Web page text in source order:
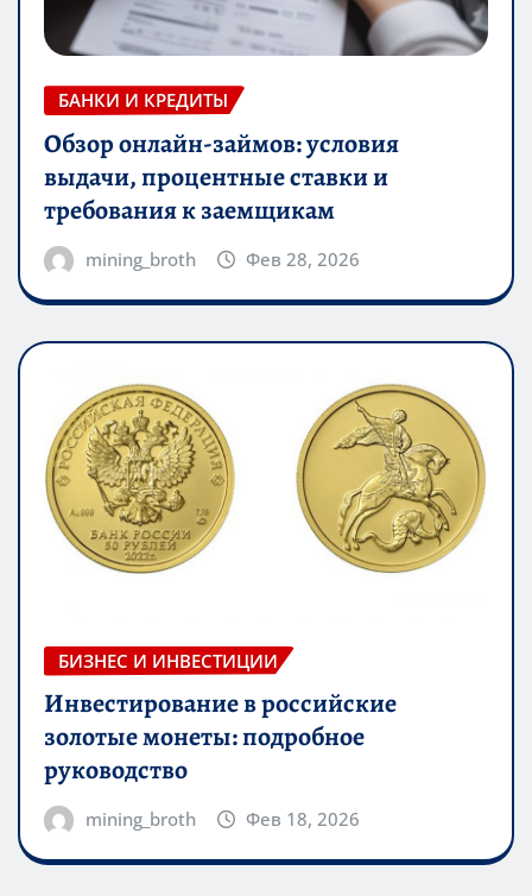
БАНКИ И КРЕДИТЫ
Обзор онлайн-займов: условия
выдачи, процентные ставки и
требования к заемщикам
mining_broth Фев 28, 2026
БИЗНЕС И ИНВЕСТИЦИИ
Инвестирование в российские
золотые монеты: подробное
руководство
mining_broth Фев 18, 2026